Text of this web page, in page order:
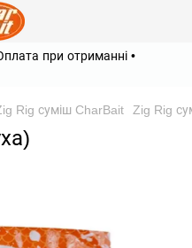
при отриманні •
Rig суміш CharBait Zig Rig